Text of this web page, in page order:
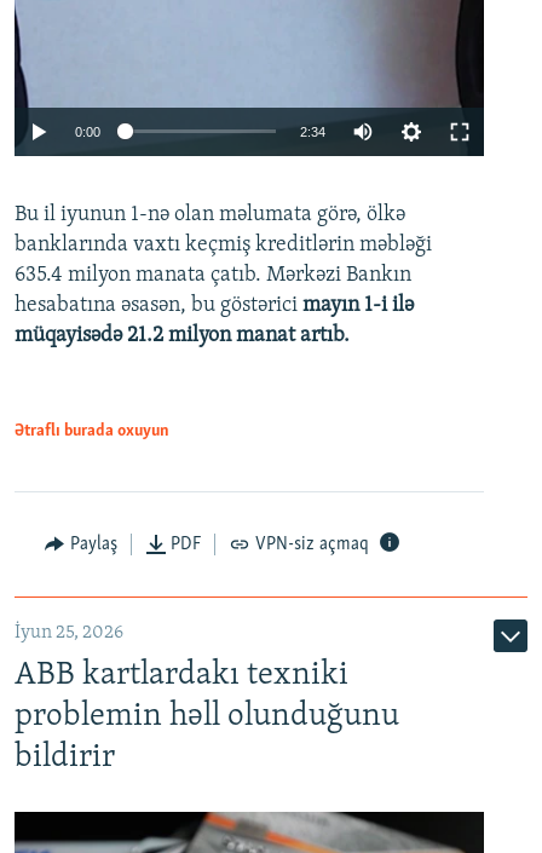
Auto 240p 360p 480p
720p 1080p
0:00 2:34
360p
480p
720p
Bu il iyunun 1-nə olan məlumata görə, ölkə
banklarında vaxtı keçmiş kreditlərin məbləği
635.4 milyon manata çatıb. Mərkəzi Bankın
hesabatına əsasən, bu göstərici mayın 1-i ilə
müqayisədə 21.2 milyon manat artıb.
Ətraflı burada oxuyun
Paylaş PDF VPN-siz açmaq
İyun 25, 2026
ABB kartlardakı texniki
problemin həll olunduğunu
bildirir